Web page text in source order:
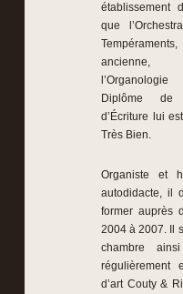
établissement
que
ancienne,
Diplôme de
d’Écriture lui
Très Bien.
Organiste et
autodidacte, il
former auprès
2004 à 2007. Il
chambre
régulièrement
d’art Couty &